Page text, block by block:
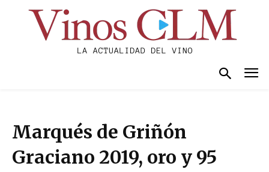
Marqués de Griñón
Graciano 2019, oro y 95